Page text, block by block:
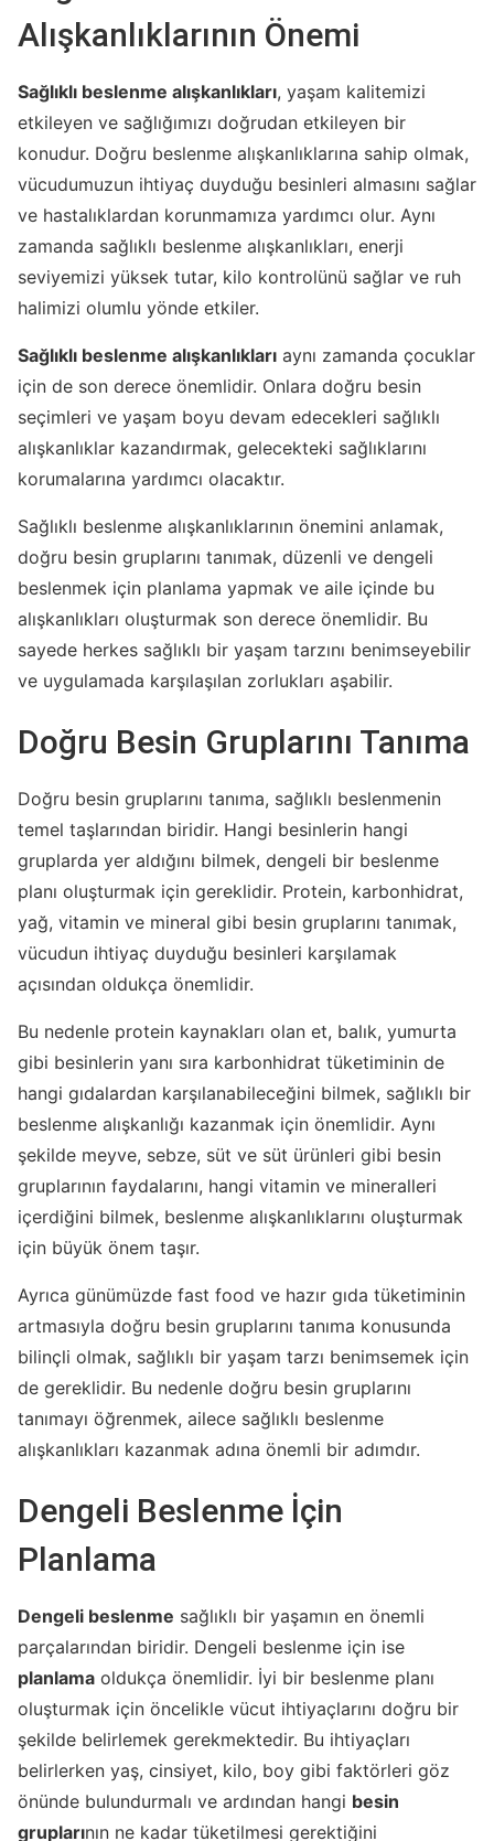
Alışkanlıklarının Önemi
Sağlıklı beslenme alışkanlıkları, yaşam kalitemizi
etkileyen ve sağlığımızı doğrudan etkileyen bir
konudur. Doğru beslenme alışkanlıklarına sahip olmak,
vücudumuzun ihtiyaç duyduğu besinleri almasını sağlar
ve hastalıklardan korunmamıza yardımcı olur. Aynı
zamanda sağlıklı beslenme alışkanlıkları, enerji
seviyemizi yüksek tutar, kilo kontrolünü sağlar ve ruh
halimizi olumlu yönde etkiler.
Sağlıklı beslenme alışkanlıkları aynı zamanda çocuklar
için de son derece önemlidir. Onlara doğru besin
seçimleri ve yaşam boyu devam edecekleri sağlıklı
alışkanlıklar kazandırmak, gelecekteki sağlıklarını
korumalarına yardımcı olacaktır.
Sağlıklı beslenme alışkanlıklarının önemini anlamak,
doğru besin gruplarını tanımak, düzenli ve dengeli
beslenmek için planlama yapmak ve aile içinde bu
alışkanlıkları oluşturmak son derece önemlidir. Bu
sayede herkes sağlıklı bir yaşam tarzını benimseyebilir
ve uygulamada karşılaşılan zorlukları aşabilir.
Doğru Besin Gruplarını Tanıma
Doğru besin gruplarını tanıma, sağlıklı beslenmenin
temel taşlarından biridir. Hangi besinlerin hangi
gruplarda yer aldığını bilmek, dengeli bir beslenme
planı oluşturmak için gereklidir. Protein, karbonhidrat,
yağ, vitamin ve mineral gibi besin gruplarını tanımak,
vücudun ihtiyaç duyduğu besinleri karşılamak
açısından oldukça önemlidir.
Bu nedenle protein kaynakları olan et, balık, yumurta
gibi besinlerin yanı sıra karbonhidrat tüketiminin de
hangi gıdalardan karşılanabileceğini bilmek, sağlıklı bir
beslenme alışkanlığı kazanmak için önemlidir. Aynı
şekilde meyve, sebze, süt ve süt ürünleri gibi besin
gruplarının faydalarını, hangi vitamin ve mineralleri
içerdiğini bilmek, beslenme alışkanlıklarını oluşturmak
için büyük önem taşır.
Ayrıca günümüzde fast food ve hazır gıda tüketiminin
artmasıyla doğru besin gruplarını tanıma konusunda
bilinçli olmak, sağlıklı bir yaşam tarzı benimsemek için
de gereklidir. Bu nedenle doğru besin gruplarını
tanımayı öğrenmek, ailece sağlıklı beslenme
alışkanlıkları kazanmak adına önemli bir adımdır.
Dengeli Beslenme İçin
Planlama
Dengeli beslenme sağlıklı bir yaşamın en önemli
parçalarından biridir. Dengeli beslenme için ise
planlama oldukça önemlidir. İyi bir beslenme planı
oluşturmak için öncelikle vücut ihtiyaçlarını doğru bir
şekilde belirlemek gerekmektedir. Bu ihtiyaçları
belirlerken yaş, cinsiyet, kilo, boy gibi faktörleri göz
önünde bulundurmalı ve ardından hangi besin
gruplarının ne kadar tüketilmesi gerektiğini